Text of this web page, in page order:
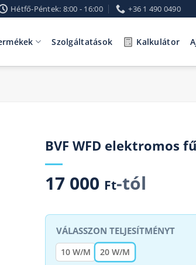
Hétfő-Péntek: 8:00 - 16:00 +36 1 490 0490
Szolgáltatások Kalkulátor
BVF WFD elektromos
17 000 Ft-tól
TELJESÍTMÉNY
10 W/M 20 W/M